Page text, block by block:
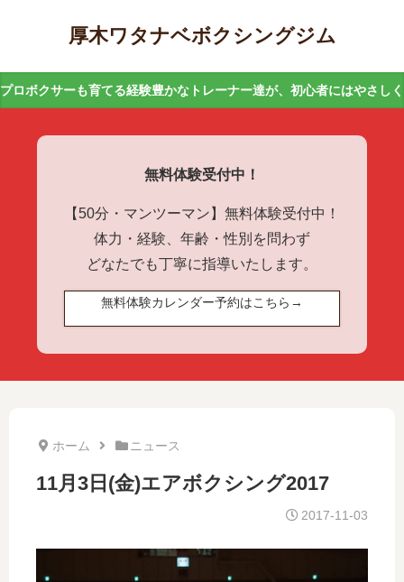
厚木ワタナベボクシングジム
プロボクサーも育てる経験豊かなトレーナー達が、初心者にはやさし
無料体験受付中！
【50分・マンツーマン】無料体験受付中！
体力・経験、年齢・性別を問わず
どなたでも丁寧に指導いたします。
無料体験カレンダー予約はこちら→
ホーム ニュース
11月3日(金)エアボクシング2017
2017-11-03